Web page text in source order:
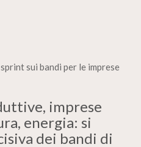
sui bandi per le imprese
imprese
energia: si
dei bandi di